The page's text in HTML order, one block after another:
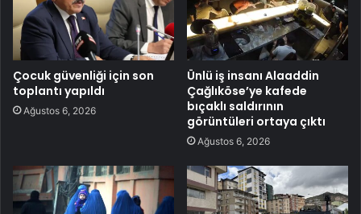
Çocuk güvenliği için son
toplantı yapıldı
Ağustos 6, 2026
Ünlü iş insanı Alaaddin
Çağlıköse’ye kafede
bıçaklı saldırının
görüntüleri ortaya çıktı
Ağustos 6, 2026